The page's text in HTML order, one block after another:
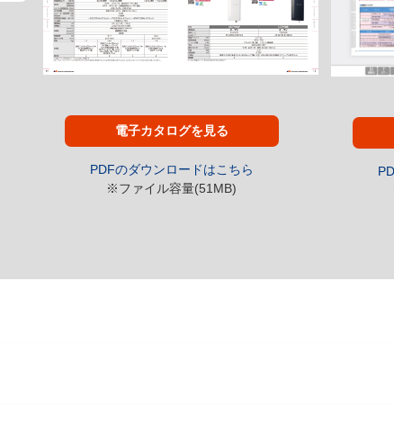
電子カタログを見る
PDFのダウンロードはこちら
※ファイル容量(51MB)